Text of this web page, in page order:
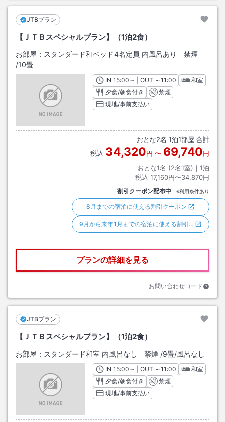
JTBプラン
【ＪＴＢスペシャルプラン】（1泊2食）
お部屋： スタンダード和ベッド4名定員 内風呂あり 禁煙
/10畳
INチェックイン
15:00 ～ | OUT チェックアウト
～11:00
和室
夕食/朝食付き
禁煙
現地/事前支払い
おとな2名 1泊1部屋 合計
税込 34,320円 〜 69,740円
おとな1名 (2名1室)｜ 1泊
税込 17,160円〜34,870円
割引クーポン配布中 ※利用条件あり
8月までの宿泊に使える割引クーポン
9月から来年1月までの宿泊に使える割引…
プランの詳細を見る
お問い合わせコード
JTBプラン
【ＪＴＢスペシャルプラン】（1泊2食）
お部屋： スタンダード和室 内風呂なし 禁煙 /9畳/風呂なし
INチェックイン
15:00 ～ | OUT チェックアウト
～11:00
和室
夕食/朝食付き
禁煙
現地/事前支払い